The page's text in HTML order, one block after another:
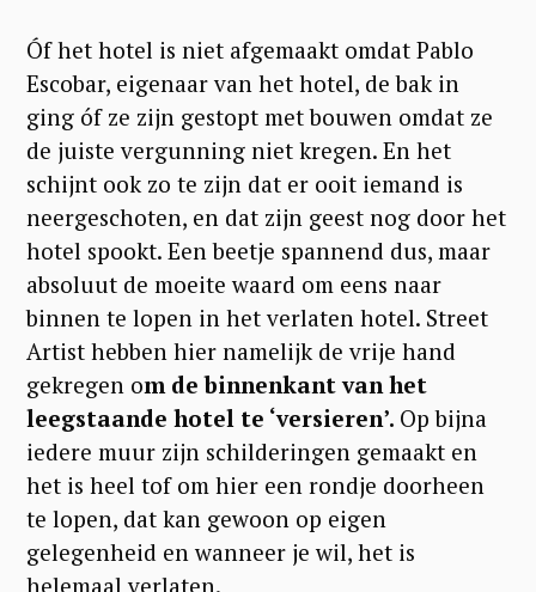
Óf het hotel is niet afgemaakt omdat Pablo
Escobar, eigenaar van het hotel, de bak in
ging óf ze zijn gestopt met bouwen omdat ze
de juiste vergunning niet kregen. En het
schijnt ook zo te zijn dat er ooit iemand is
neergeschoten, en dat zijn geest nog door het
hotel spookt. Een beetje spannend dus, maar
absoluut de moeite waard om eens naar
binnen te lopen in het verlaten hotel. Street
Artist hebben hier namelijk de vrije hand
gekregen om de binnenkant van het
leegstaande hotel te ‘versieren’. Op bijna
iedere muur zijn schilderingen gemaakt en
het is heel tof om hier een rondje doorheen
te lopen, dat kan gewoon op eigen
gelegenheid en wanneer je wil, het is
helemaal verlaten.